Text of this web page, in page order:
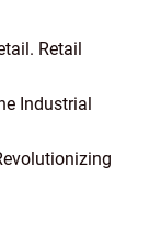
Retail
Industrial